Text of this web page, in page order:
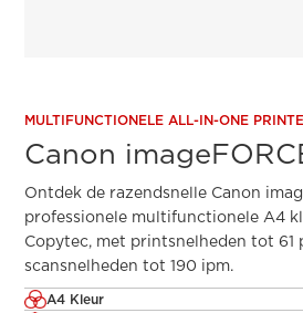
MULTIFUNCTIONELE ALL-IN-ONE
Canon
Ontdek de razendsnelle Canon
professionele multifunctionele A4
Copytec, met printsnelheden tot 61
scansnelheden tot 190 ipm.
A4 Kleur